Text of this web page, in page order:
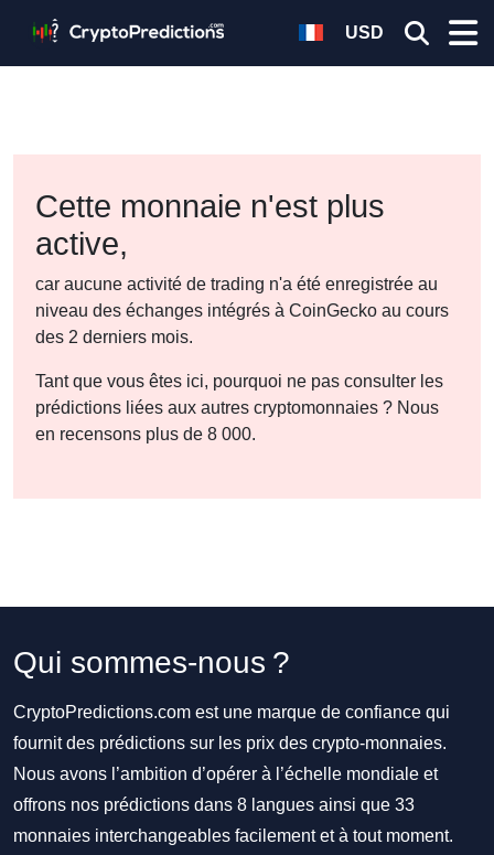
USD
Cette monnaie n'est plus
active,
car aucune activité de trading n'a été enregistrée au
niveau des échanges intégrés à CoinGecko au cours
des 2 derniers mois.
Tant que vous êtes ici, pourquoi ne pas consulter les
prédictions liées aux autres cryptomonnaies ? Nous
en recensons plus de 8 000.
Qui sommes-nous ?
CryptoPredictions.com est une marque de confiance qui
fournit des prédictions sur les prix des crypto-monnaies.
Nous avons l’ambition d’opérer à l’échelle mondiale et
offrons nos prédictions dans 8 langues ainsi que 33
monnaies interchangeables facilement et à tout moment.